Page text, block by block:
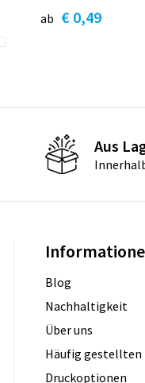
ab € 0,49
Aus
Blog
Nachhaltigkeit
Über uns
Häufig gestellten
Druckoptionen